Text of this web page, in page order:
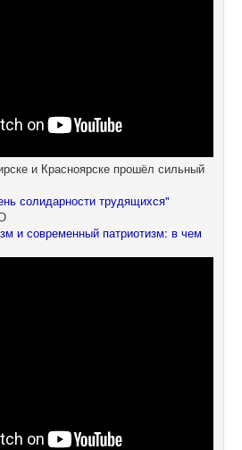
и Красноярске прошёл сильный
солидарности трудящихся"
и современный патриотизм: в чем